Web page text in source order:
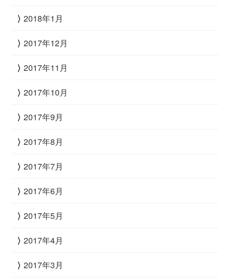
2018年1月
2017年12月
2017年11月
2017年10月
2017年9月
2017年8月
2017年7月
2017年6月
2017年5月
2017年4月
2017年3月